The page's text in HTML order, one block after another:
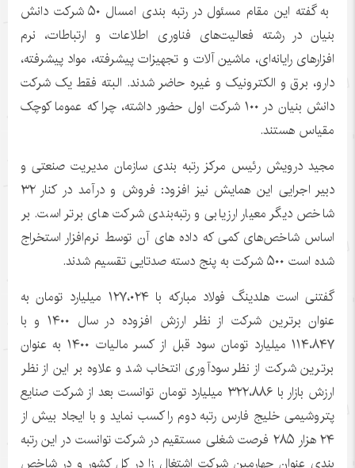
به گفته این مقام مسئول در رتبه بندی امسال ۵۰ شرکت دانش
بنیان در رشته فعالیت‌های فناوری اطلاعات و ارتباطات، نرم
افزارهای رایانه‌ای، ماشین آلات و تجهیزات پیشرفته، مواد پیشرفته،
دارو، برق و الکترونیک و غیره حاضر شدند. البته فقط یک شرکت
دانش بنیان در ۱۰۰ شرکت اول حضور داشته، چرا که عموما کوچک
مقیاس هستند.
مجید درویش رئیس مرکز رتبه بندی سازمان مدیریت صنعتی و
دبیر اجرایی این همایش نیز افزود: فروش و درآمد در کنار ۳۲
شاخص دیگر معیار ارزیابی و رتبه‌بندی شرکت های برتر است. بر
اساس شاخص‌های کمی که داده‎ های آن توسط نرم‌افزار استخراج
شده است ۵۰۰ شرکت به پنج دسته صدتایی تقسیم شدند.
گفتنی است هلدینگ فولاد مبارکه با ۱۲۷،۰۲۴ میلیارد تومان به
عنوان برترین شرکت از نظر ارزش افزوده در سال ۱۴۰۰ و با
۱۱۴،۸۴۷ میلیارد تومان سود قبل از کسر مالیات ۱۴۰۰ به عنوان
برترین شرکت از نظر سودآوری انتخاب شد و علاوه بر این از نظر
ارزش بازار با ۳۲۲،۸۸۶ میلیارد تومان توانست بعد از شرکت صنایع
پتروشیمی خلیج فارس رتبه دوم را کسب نماید و با ایجاد بیش از
۲۴ هزار ۲۸۵ فرصت شغلی مستقیم در شرکت توانست در این رتبه